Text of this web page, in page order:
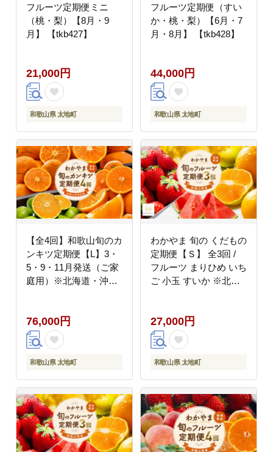
フルーツ定期便ミニ
（桃・梨）【8月・9
月】 【tkb427】
21,000円
和歌山県 太地町
フルーツ定期便（すい
か・桃・梨）【6月・7
月・8月】 【tkb428】
44,000円
和歌山県 太地町
【全4回】和歌山旬のカ
ンキツ定期便【L】3・
5・9・11月発送（ご家
庭用）※北海道・沖縄
切り 有田みかん 完熟有
田みかん フルーツ くだ
もの 果物【ard-
tkb907】
76,000円
和歌山県 太地町
わかやま 旬の くだもの
定期便【Ｓ】 全3回 /
フルーツ まりひめ いち
ご 小玉 すいか ※北海
不可）※北海道・沖
縄・離島への配送不可 /
定期便 フルーツ みかん
いちご すいか 【ard-
27,000円
和歌山県 太地町